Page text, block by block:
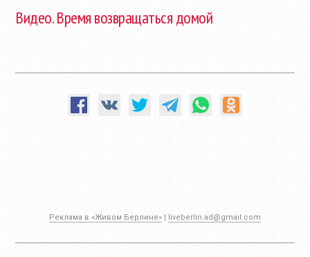
Видео. Время возвращаться домой
Реклама в «Живом Берлине» | liveberlin.ad@gmail.com